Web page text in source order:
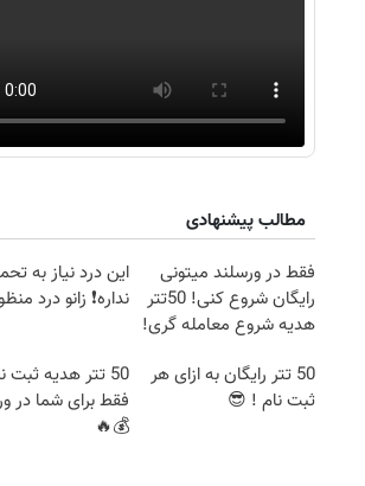
مطالب پیشنهادی
فقط در ورسلند میتونی
رایگان شروع کنی! 50تتر
هدیه شروع معامله گری!
این درد نیاز به
نداره❗ زانو درد
50 تتر رایگان به ازای هر
ثبت نام ! 😎
50 تتر هدیه ثبت
فقط برای شما در
💰🔥